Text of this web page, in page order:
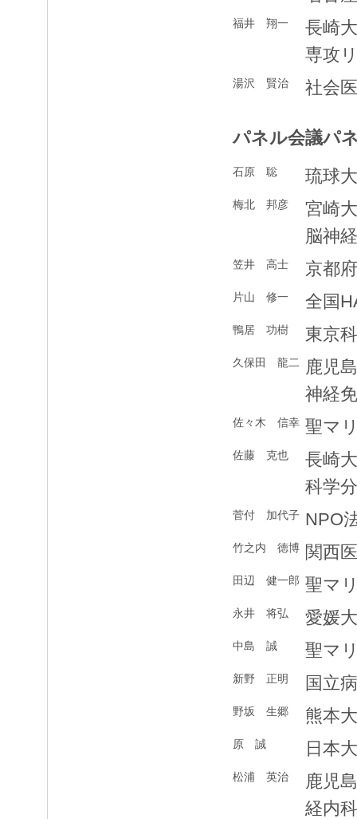
福井 翔一
長崎
専攻
湯沢 賢治 社会
パネル会議パ
石原 聡 琉球
梅北 邦彦
宮崎
脳神
笠井 高士 京都
片山 修一 全国
鴨居 功樹 東京
久保田 龍二
鹿児
神経
佐々木 信幸 聖マ
佐藤 克也
長崎
科学
菅付 加代子 NPO
竹之内 徳博 関西
田辺 健一郎 聖マ
永井 将弘 愛媛
中島 誠 聖マ
新野 正明 国立
野坂 生郷 熊本
原 誠 日本
松浦 英治
鹿児
経内